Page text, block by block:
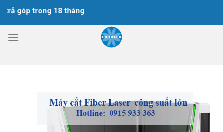
Chuyển
dung
trong 18 tháng